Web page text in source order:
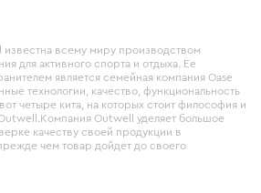
известна всему миру производством
для активного спорта и отдыха. Ее
является семейная компания Oase
технологии, качество, функциональность
четыре кита, на которых стоит философия и
Outwell уделяет большое
качеству своей продукции в
чем товар дойдет до своего